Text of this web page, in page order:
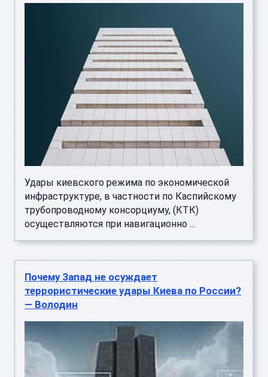
Удары киевского режима по экономической
инфраструктуре, в частности по Каспийскому
трубопроводному консорциуму, (КТК)
осуществляются при навигационно ...
Почему Запад не осуждает
террористические удары Киева по России?
— Володин